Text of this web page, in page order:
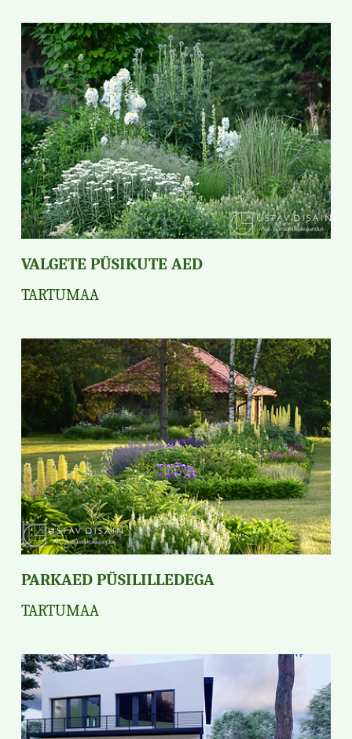
VALGETE PÜSIKUTE AED
TARTUMAA
PARKAED PÜSILILLEDEGA
TARTUMAA